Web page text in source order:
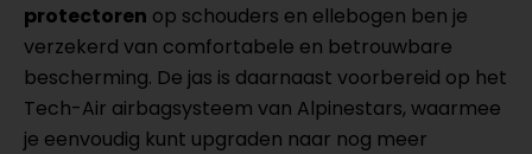
protectoren op schouders en ellebogen ben je
verzekerd van comfortabele en betrouwbare
bescherming. De jas is daarnaast voorbereid op het
Tech-Air airbagsysteem van Alpinestars, waarmee
je eenvoudig kunt upgraden naar nog meer